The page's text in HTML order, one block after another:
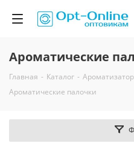
Ароматические
Главная - Каталог -
Ароматические палочки